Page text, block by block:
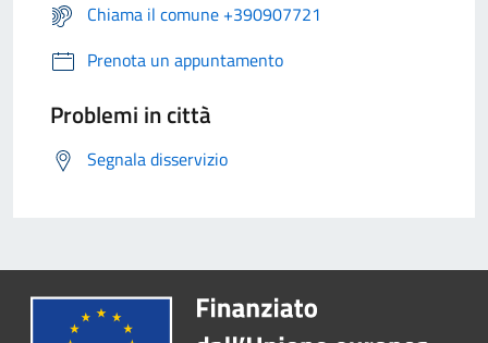
Chiama il comune +390907721
Prenota un appuntamento
Problemi in città
Segnala disservizio